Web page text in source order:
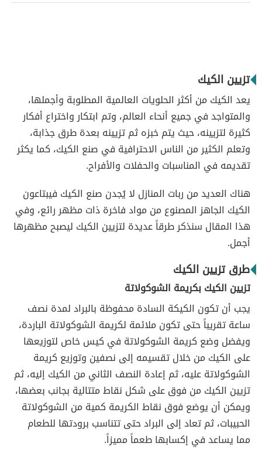
تزيين الكيك
يعد الكيك من أكثر الحلويات العالمية المطلوبة وأجملها،
والمتواجد في جميع أنحاء العالم، وتم ابتكار واختراع أفكار
كثيرة لتزيينه، حيث يتم خبزه ثم تزيينه بعدة طرق جذابة،
وتعلم الكثير من الناس الاحترافية في صنع الكيك، كما يكثر
تقديمه في المناسبات والحفلات والأفراح.
هناك العديد من ربات المنازل لا يُجدن صنع الكيك فيبتاعون
الكيك الجاهز المصنوع من مواد فاخرة ذات مظهر رائع، وفي
هذا المقال سنذكر طرقاً عديدة لتزيين الكيك ليصبح مظهرها
أجمل.
طرق تزيين الكيك
تزيين الكيك بكريمة الشوكولاتة
يجب أن تكون الكيكة السادة محفوظة بالبراد لمدة نصف
ساعة تقريباً حتى تكون ملائمة لكريمة الشوكولاتة الباردة،
ويفضل وضع كريمة الشوكولاتة في كيس خاص لتوزيعها
على الكيك من خلال تقسيمه إلى نصفين وتوزيع كريمة
الشوكولاتة عليه، ثم إعادة النصف الثاني من الكيك إليه، ثم
تزيين الكيك من فوق على شكل نقاط متتالية بجانب بعضها،
ويمكن أن يوضع فوق نقاط الكريمة كمية من الشوكولاتة
الحبيبات، ثم تعاد إلى البراد حتى تتناسب برودتها للطعام
مما يساعد في إكسابها طعماً مميزاً.